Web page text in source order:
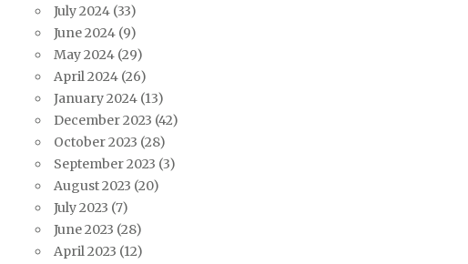
July 2024(33)
June 2024(9)
May 2024(29)
April 2024(26)
January 2024(13)
December 2023 (42)
October 2023 (28)
September 2023 (3)
August 2023 (20)
July 2023 (7)
June 2023 (28)
April 2023 (12)